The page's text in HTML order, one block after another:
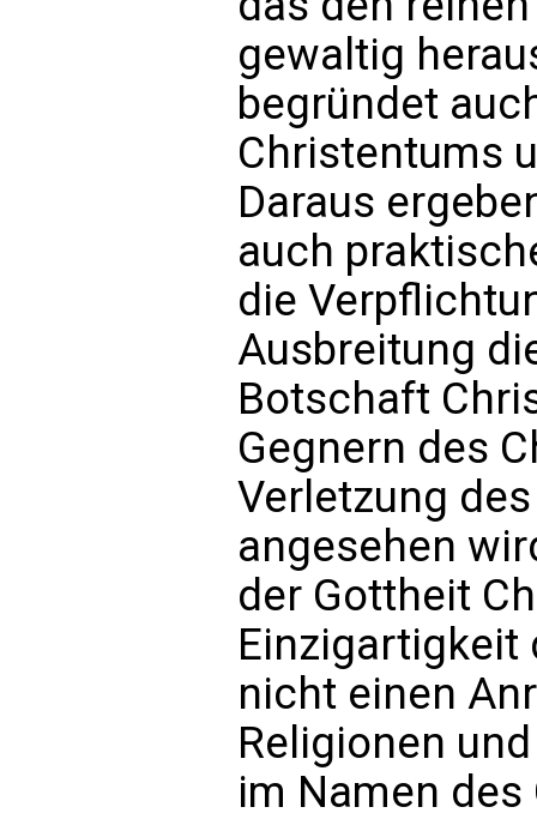
gewaltig
begründet
Christentums
Daraus
auch
die
Ausbreitung
Botschaft
Gegnern des
Verletzung
angesehen
der Gottheit
Einzigartigkeit
nicht einen
Religionen
im Namen